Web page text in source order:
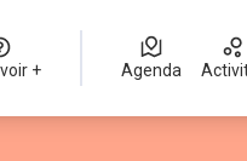
+ Agenda